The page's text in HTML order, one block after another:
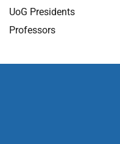
UoG Presidents
Professors